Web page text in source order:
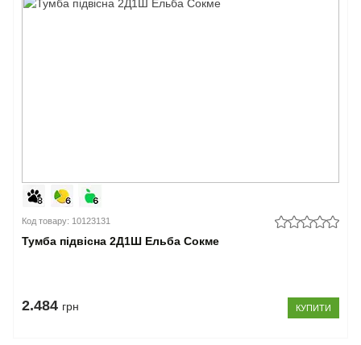
Код товару: 10123131
Тумба підвісна 2Д1Ш Ельба Сокме
2.484 грн КУПИТИ